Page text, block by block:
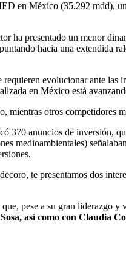
en México (35,292 mdd),
ha presentado un menor
hacia una extendida
evolucionar ante las
en México está
mientras otros competidores
370 anuncios de inversión,
medioambientales)
te presentamos dos
pese a su gran liderazgo y
así como con Claudia